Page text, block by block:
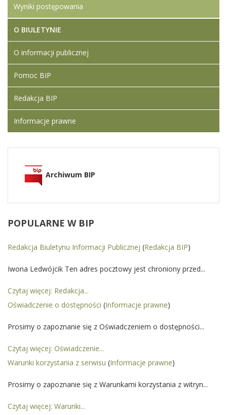
Wyniki postępowania
O BIULETYNIE
O informacji publicznej
Pomoc BIP
Redakcja BIP
Informacje prawne
Archiwum BIP
POPULARNE W BIP
Redakcja Biuletynu Informacji Publicznej (Redakcja BIP)
Iwona Ledwójcik Ten adres pocztowy jest chroniony przed...
Czytaj więcej: Redakcja...
Oświadczenie o dostępności (Informacje prawne)
Prosimy o zapoznanie się z Oświadczeniem o dostępności...
Czytaj więcej: Oświadczenie...
Warunki korzystania z serwisu (Informacje prawne)
Prosimy o zapoznanie się z Warunkami korzystania z witryn...
Czytaj więcej: Warunki...